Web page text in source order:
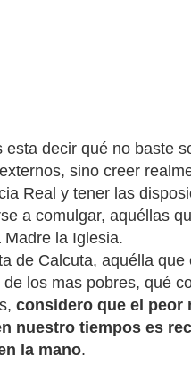
esta decir qué no baste
sino creer
Real y tener las
a comulgar, aquéllas
Madre la Iglesia.
de Calcuta, aquélla que
de los mas pobres, qué
considero que el peor
nuestro tiempos es
la mano.